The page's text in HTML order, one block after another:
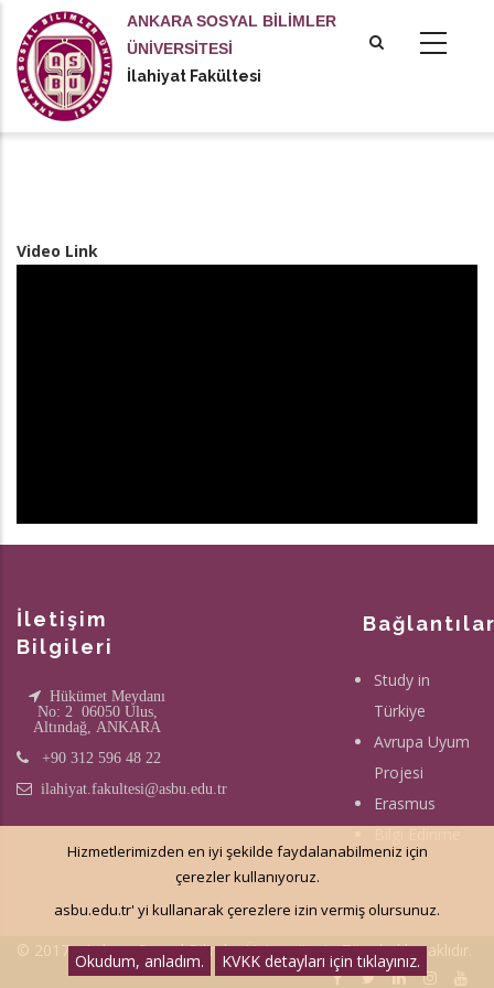
içeriğe
atla
ANKARA SOSYAL BİLİMLER
ÜNİVERSİTESİ
İlahiyat Fakültesi
Video Link
İletişim
Bilgileri
Hükümet Meydanı
No: 2 06050 Ulus,
Altındağ, ANKARA
+90 312 596 48 22
ilahiyat.fakultesi@asbu.edu.tr
Study in
Türkiye
Avrupa Uyum
Projesi
Erasmus
© 2017 - Ankara Sosyal Bilimler Üniversitesi - Tüm hakkı saklıdır.
Hizmetlerimizden en iyi şekilde faydalanabilmeniz için
çerezler kullanıyoruz.
asbu.edu.tr' yi kullanarak çerezlere izin vermiş olursunuz.
Okudum, anladım. KVKK detayları için tıklayınız.